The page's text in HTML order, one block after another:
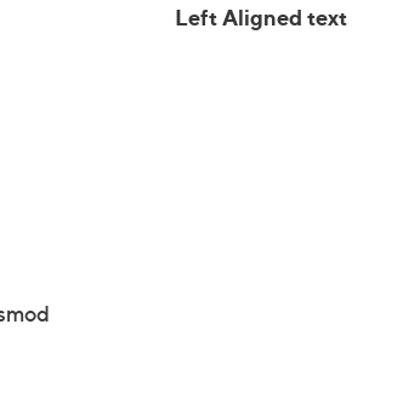
Left Aligned text